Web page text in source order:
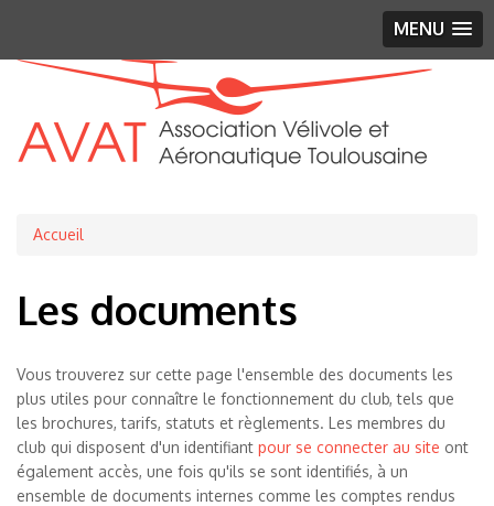
MENU
Fil
Accueil
Les documents
Vous trouverez sur cette page l'ensemble des documents les
plus utiles pour connaître le fonctionnement du club, tels que
les brochures, tarifs, statuts et règlements. Les membres du
club qui disposent d'un identifiant pour se connecter au site ont
également accès, une fois qu'ils se sont identifiés, à un
ensemble de documents internes comme les comptes rendus